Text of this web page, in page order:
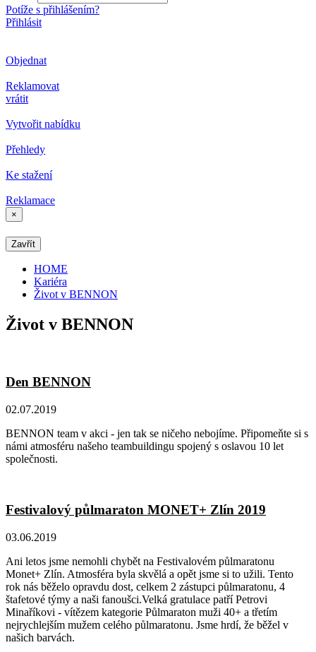
Potíže s přihlášením?
Přihlásit
Objednat
Reklamovat
vrátit
Vytvořit nabídku
Přehledy
Ke stažení
Reklamace
×
Zavřít
HOME
Kariéra
Život v BENNON
Život v BENNON
Den BENNON
02.07.2019
BENNON team v akci - jen tak se ničeho nebojíme. Připomeňte si s
námi atmosféru našeho teambuildingu spojený s oslavou 10 let
společnosti.
Festivalový půlmaraton MONET+ Zlín 2019
03.06.2019
Ani letos jsme nemohli chybět na Festivalovém půlmaratonu
Monet+ Zlín. Atmosféra byla skvělá a opět jsme si to užili. Tento
rok nás běželo opravdu dost, celkem 2 zástupci půlmaratonu, 4
štafetové týmy a naši fanoušci.Velká gratulace patří Petrovi
Minaříkovi - vítězem kategorie Půlmaraton muži 40+ a třetím
nejrychlejším mužem celého půlmaratonu. Jsme hrdí, že běžel v
našich barvách.